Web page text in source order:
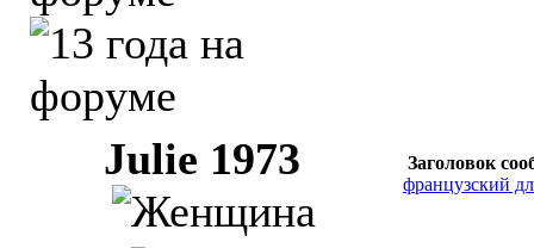
Julie 1973
Заголовок
французский